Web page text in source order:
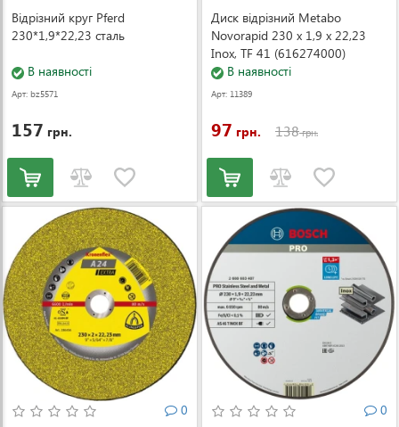
Відрізний круг Pferd
230*1,9*22,23 сталь
В наявності
Арт: bz5571
157 грн.
Диск відрізний Metabo
Novorapid 230 х 1,9 х 22,23
Inox, TF 41 (616274000)
В наявності
Арт: 11389
97 грн. 138грн.
0
0